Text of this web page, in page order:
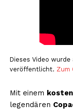
Dieses Video wurde
veröffentlicht. Zum
Mit einem
legendären